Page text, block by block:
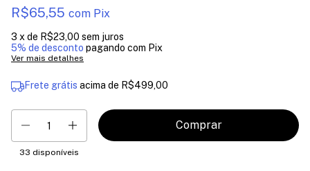
R$65,55 com Pix
3 x de R$23,00 sem juros
5% de desconto pagando com Pix
Ver mais detalhes
Frete grátis acima de R$499,00
33 disponíveis